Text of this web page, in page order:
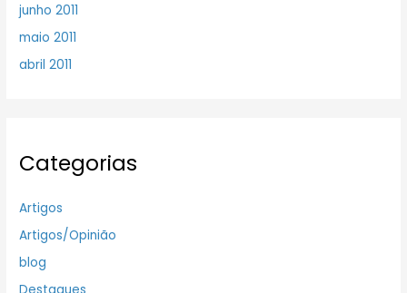
junho 2011
maio 2011
abril 2011
Categorias
Artigos
Artigos/Opinião
blog